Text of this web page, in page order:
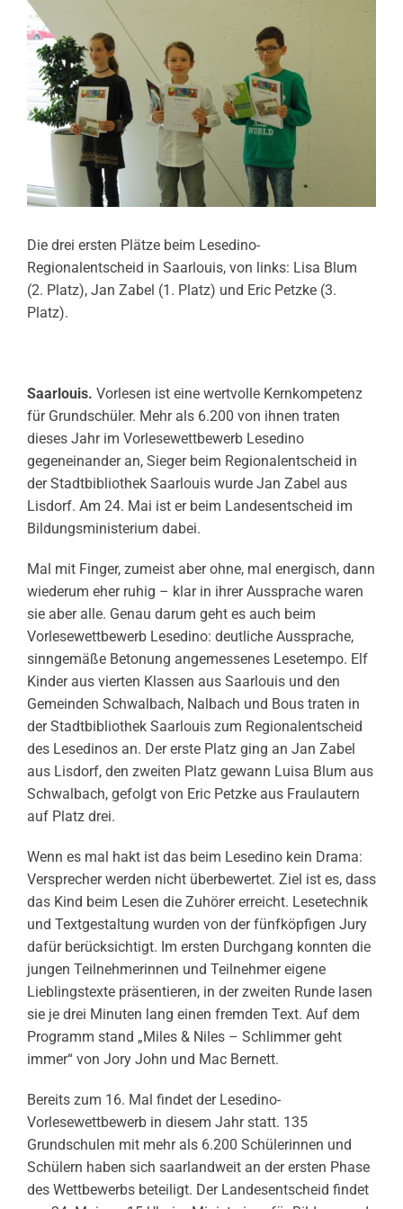
Die drei ersten Plätze beim Lesedino-
Regionalentscheid in Saarlouis, von links: Lisa Blum
(2. Platz), Jan Zabel (1. Platz) und Eric Petzke (3.
Platz).
Saarlouis. Vorlesen ist eine wertvolle Kernkompetenz
für Grundschüler. Mehr als 6.200 von ihnen traten
dieses Jahr im Vorlesewettbewerb Lesedino
gegeneinander an, Sieger beim Regionalentscheid in
der Stadtbibliothek Saarlouis wurde Jan Zabel aus
Lisdorf. Am 24. Mai ist er beim Landesentscheid im
Bildungsministerium dabei.
Mal mit Finger, zumeist aber ohne, mal energisch, dann
wiederum eher ruhig – klar in ihrer Aussprache waren
sie aber alle. Genau darum geht es auch beim
Vorlesewettbewerb Lesedino: deutliche Aussprache,
sinngemäße Betonung angemessenes Lesetempo. Elf
Kinder aus vierten Klassen aus Saarlouis und den
Gemeinden Schwalbach, Nalbach und Bous traten in
der Stadtbibliothek Saarlouis zum Regionalentscheid
des Lesedinos an. Der erste Platz ging an Jan Zabel
aus Lisdorf, den zweiten Platz gewann Luisa Blum aus
Schwalbach, gefolgt von Eric Petzke aus Fraulautern
auf Platz drei.
Wenn es mal hakt ist das beim Lesedino kein Drama:
Versprecher werden nicht überbewertet. Ziel ist es, dass
das Kind beim Lesen die Zuhörer erreicht. Lesetechnik
und Textgestaltung wurden von der fünfköpfigen Jury
dafür berücksichtigt. Im ersten Durchgang konnten die
jungen Teilnehmerinnen und Teilnehmer eigene
Lieblingstexte präsentieren, in der zweiten Runde lasen
sie je drei Minuten lang einen fremden Text. Auf dem
Programm stand „Miles & Niles – Schlimmer geht
immer“ von Jory John und Mac Bernett.
Bereits zum 16. Mal findet der Lesedino-
Vorlesewettbewerb in diesem Jahr statt. 135
Grundschulen mit mehr als 6.200 Schülerinnen und
Schülern haben sich saarlandweit an der ersten Phase
des Wettbewerbs beteiligt. Der Landesentscheid findet